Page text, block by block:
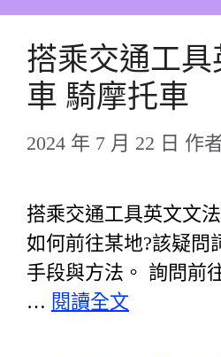
搭乘交通工具
車 騎摩托車
2024 年 7 月 22 日 作
搭乘交通工具英文文
如何前往某地?該疑問
手段與方法。 詢問前
… 閱讀全文